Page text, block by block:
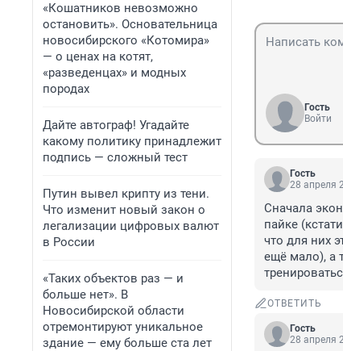
«Кошатников невозможно
остановить». Основательница
новосибирского «Котомира»
— о ценах на котят,
«разведенцах» и модных
породах
Дайте автограф! Угадайте
какому политику принадлежит
подпись — сложный тест
Путин вывел крипту из тени.
Что изменит новый закон о
легализации цифровых валют
в России
«Таких объектов раз — и
больше нет». В
Новосибирской области
отремонтируют уникальное
здание — ему больше ста лет
Гость
Войти
Гость
28 апреля
Сначала
пайке
что для них
ещё мало), а
ОТВЕТИТЬ
Гость
28 апреля